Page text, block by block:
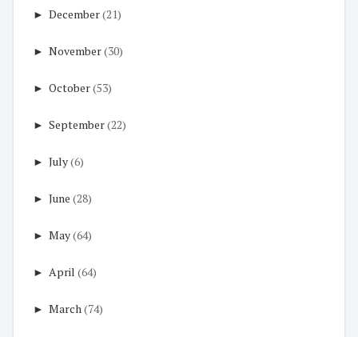
► December(21)
► November(30)
► October(53)
► September(22)
► July(6)
► June (28)
► May(64)
► April (64)
► March(74)